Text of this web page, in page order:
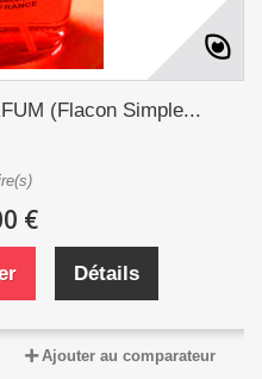
(Flacon Simple...
€
Détails
Ajouter au comparateur